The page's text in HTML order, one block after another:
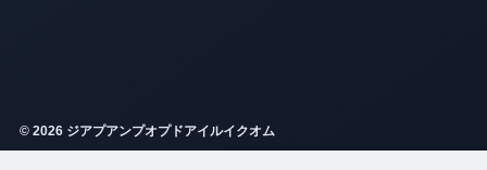
© 2026 ジアプアンプオプドアイルイクオム